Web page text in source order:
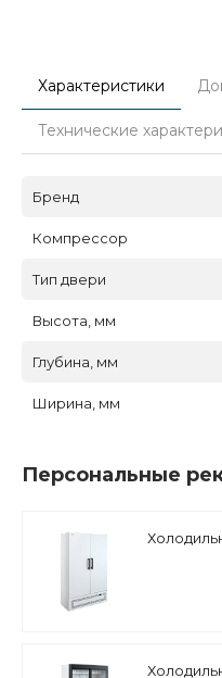
Характеристики
Технические
Бренд
Компрессор
Тип двери
Высота, мм
Глубина, мм
Ширина, мм
Персональные